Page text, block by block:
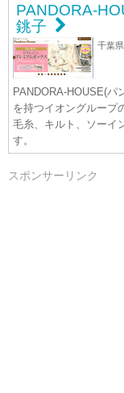
PANDORA-
銚子
千葉
PANDORA-HOUSE(パ
を持つイオングループ
毛糸、キルト、ソーイ
す。
スポンサーリンク